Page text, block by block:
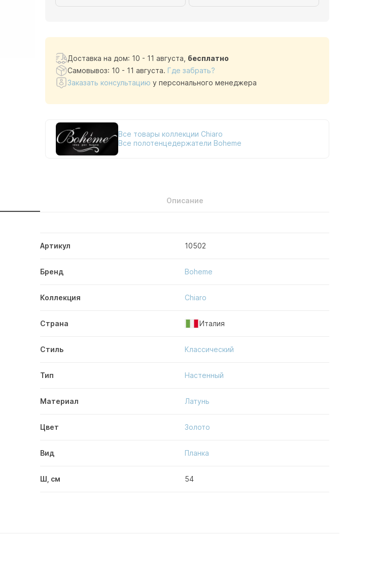
Доставка на дом: 10 - 11 августа, бесплатно
Самовывоз: 10 - 11 августа. Где забрать?
Заказать консультацию у персонального менеджера
Все товары коллекции Chiaro
Все полотенцедержатели Boheme
Описание
Артикул 10502
Бренд Boheme
Коллекция Chiaro
Страна Италия
Стиль Классический
Тип Настенный
Материал Латунь
Цвет Золото
Вид Планка
Ш, см 54